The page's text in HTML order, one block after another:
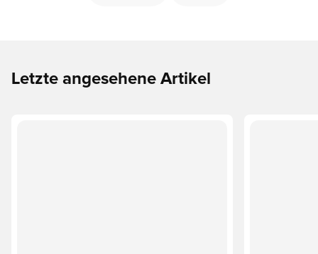
Letzte angesehene Artikel